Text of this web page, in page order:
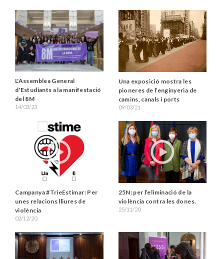
L'Assemblea General
d'Estudiants a la manifestació
del 8M
14/03/23
Una exposició mostra les
pioneres de l’enginyeria de
camins, canals i ports
09/03/21
Campanya #TrieEstimar: Per
unes relacions lliures de
violència
02/12/20
25N: per l’eliminació de la
violència contra les dones.
25/11/20